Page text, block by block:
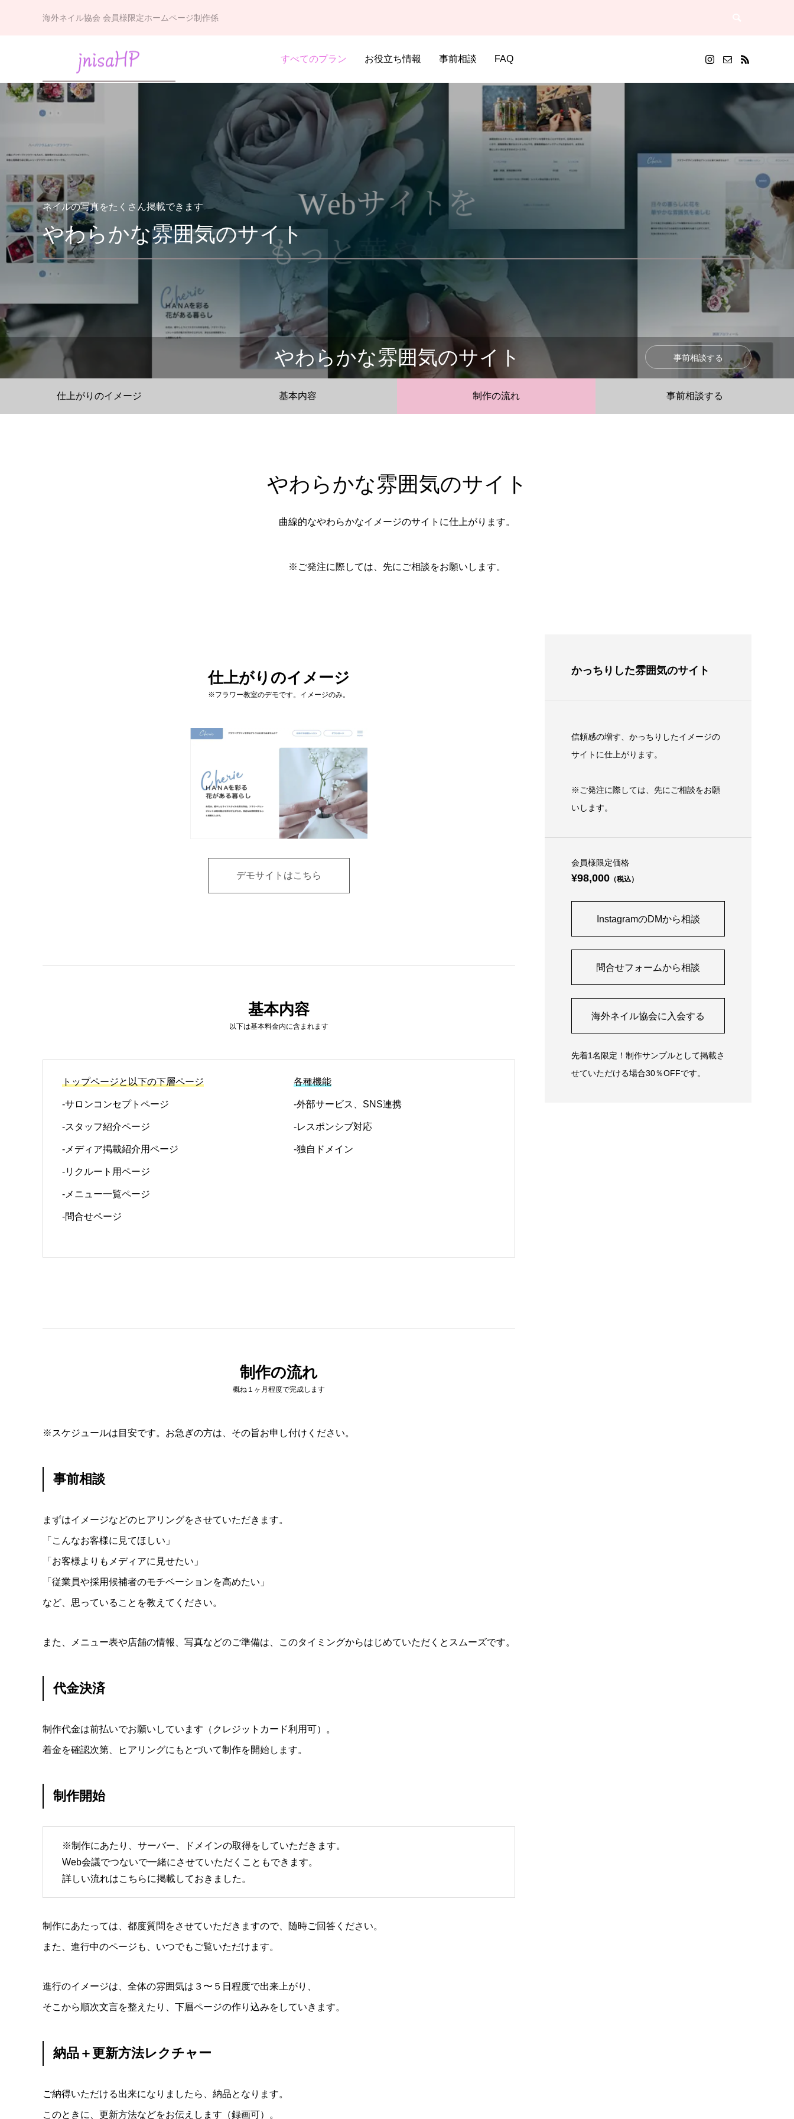
海外ネイル協会 会員様限定ホームページ制作係
すべてのプラン お役立ち情報 事前相談 FAQ
ネイルの写真をたくさん掲載できます
やわらかな雰囲気のサイト
やわらかな雰囲気のサイト 事前相談する
仕上がりのイメージ 基本内容 制作の流れ 事前相談する
やわらかな雰囲気のサイト
曲線的なやわらかなイメージのサイトに仕上がります。
※ご発注に際しては、先にご相談をお願いします。
仕上がりのイメージ
※フラワー教室のデモです。イメージのみ。
デモサイトはこちら
基本内容
以下は基本料金内に含まれます
トップページと以下の下層ページ
-サロンコンセプトページ
-スタッフ紹介ページ
-メディア掲載紹介用ページ
-リクルート用ページ
-メニュー一覧ページ
-問合せページ
各種機能
-外部サービス、SNS連携
-レスポンシブ対応
-独自ドメイン
制作の流れ
概ね１ヶ月程度で完成します
※スケジュールは目安です。お急ぎの方は、その旨お申し付けください。
事前相談
まずはイメージなどのヒアリングをさせていただきます。
「こんなお客様に見てほしい」
「お客様よりもメディアに見せたい」
「従業員や採用候補者のモチベーションを高めたい」
など、思っていることを教えてください。
また、メニュー表や店舗の情報、写真などのご準備は、このタイミングからはじめていただくとスムーズです。
代金決済
制作代金は前払いでお願いしています（クレジットカード利用可）。
着金を確認次第、ヒアリングにもとづいて制作を開始します。
制作開始
※制作にあたり、サーバー、ドメインの取得をしていただきます。
Web会議でつないで一緒にさせていただくこともできます。
詳しい流れはこちらに掲載しておきました。
制作にあたっては、都度質問をさせていただきますので、随時ご回答ください。
また、進行中のページも、いつでもご覧いただけます。
進行のイメージは、全体の雰囲気は３〜５日程度で出来上がり、
そこから順次文言を整えたり、下層ページの作り込みをしていきます。
納品＋更新方法レクチャー
ご納得いただける出来になりましたら、納品となります。
このときに、更新方法などをお伝えします（録画可）。
かっちりした雰囲気のサイト
信頼感の増す、かっちりしたイメージの
サイトに仕上がります。
※ご発注に際しては、先にご相談をお願
いします。
会員様限定価格
¥98,000 （税込）
InstagramのDMから相談
問合せフォームから相談
海外ネイル協会に入会する
先着1名限定！制作サンプルとして掲載さ
せていただける場合30％OFFです。